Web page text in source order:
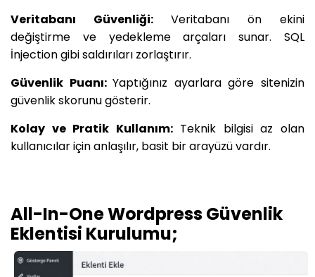
Veritabanı Güvenliği: Veritabanı ön ekini
değiştirme ve yedekleme arçaları sunar. SQL
İnjection gibi saldırıları zorlaştırır.
Güvenlik Puanı:Yaptığınız ayarlara göre sitenizin
güvenlik skorunu gösterir.
Kolay ve Pratik Kullanım: Teknik bilgisi az olan
kullanıcılar için anlaşılır, basit bir arayüzü vardır.
All-In-One Wordpress Güvenlik
Eklentisi Kurulumu;